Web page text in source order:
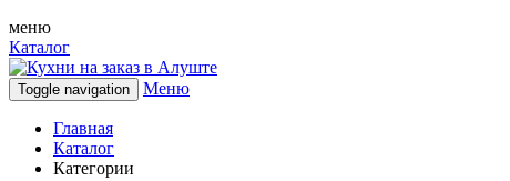
меню
Каталог
Toggle navigation Меню
Главная
Каталог
Категории